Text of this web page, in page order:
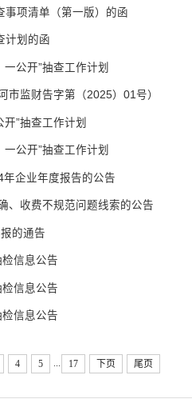
事项清单（第一版）的函
计划的函
公开”抽查工作计划
市监财告字第（2025）01号）
”抽查工作计划
公开”抽查工作计划
企业年度报告的公告
、收费不规范问题线索的公告
的通告
信息公告
信息公告
信息公告
4 5 ... 17 下页 尾页